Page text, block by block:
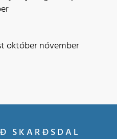
októbernóvember
SKARÐSDAL